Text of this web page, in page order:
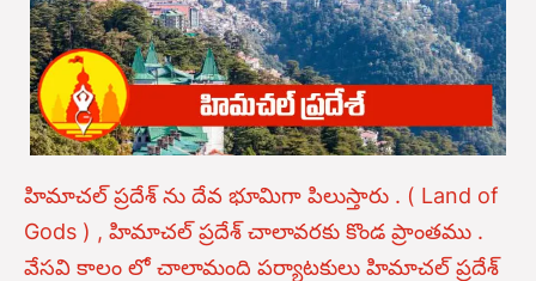
హిమాచల్ ప్రదేశ్ ను దేవ భూమిగా పిలుస్తారు . ( Land of
Gods ) , హిమాచల్ ప్రదేశ్ చాలావరకు కొండ ప్రాంతము .
వేసవి కాలం లో చాలామంది పర్యాటకులు హిమాచల్ ప్రదేశ్